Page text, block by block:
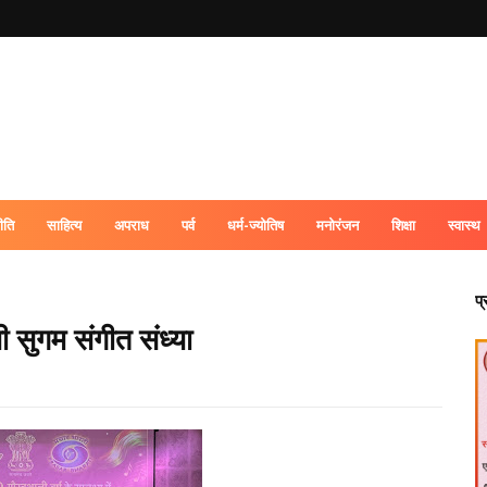
साहित्य अपराध पर्व धर्म-ज्योतिष मनोरंजन शिक्षा स्वास्थ
सुगम संगीत संध्या